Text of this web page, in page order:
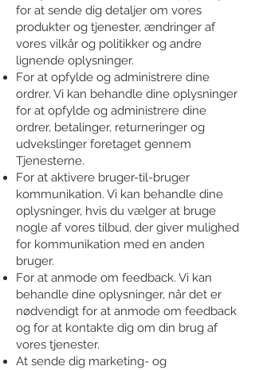
for at sende dig detaljer om vores
produkter og tjenester, ændringer af
vores vilkår og politikker og andre
lignende oplysninger.
For at opfylde og administrere dine
ordrer. Vi kan behandle dine oplysninger
for at opfylde og administrere dine
ordrer, betalinger, returneringer og
udvekslinger foretaget gennem
Tjenesterne.
For at aktivere bruger-til-bruger
kommunikation. Vi kan behandle dine
oplysninger, hvis du vælger at bruge
nogle af vores tilbud, der giver mulighed
for kommunikation med en anden
bruger.
For at anmode om feedback. Vi kan
behandle dine oplysninger, når det er
nødvendigt for at anmode om feedback
og for at kontakte dig om din brug af
vores tjenester.
At sende dig marketing- og